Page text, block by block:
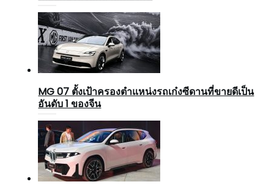
MG 07 ตั้งเป้าครองตำแหน่งรถเก๋งซีดานที่ขายดีเป็น
อันดับ 1 ของจีน